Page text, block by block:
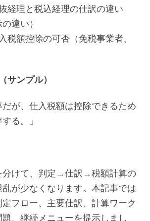
経理と税込経理の仕訳の違い
違い）
税額控除の可否（免税事業者、
サンプル）
だが、仕入税額は控除できるため
る。」
分けて、判定→仕訳→税額計算の
が少なくなります。本記事では
フロー、主要仕訳、計算ワーク
、継続メニューを提示しまし